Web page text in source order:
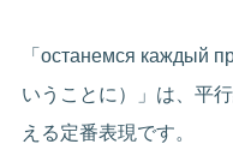
「останемся каждый
いうことに）」は、平
える定番表現です。